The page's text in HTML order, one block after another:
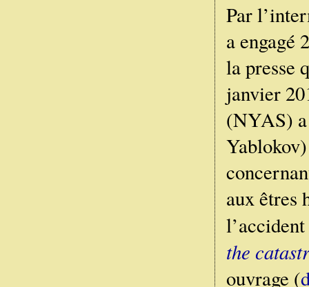
Par
a engagé
la presse
janvier
(NYAS)
aux êtres
the
ouvrage (